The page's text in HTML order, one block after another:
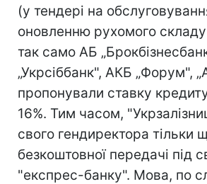
(у тендері на
оновленню рухомого
так само АБ
„Укрсіббанк", АКБ „Форум",
пропонували ставку
16%. Тим часом,
свого гендиректора тільки
безкоштовної передачі під
"експрес-банку". Мова, по